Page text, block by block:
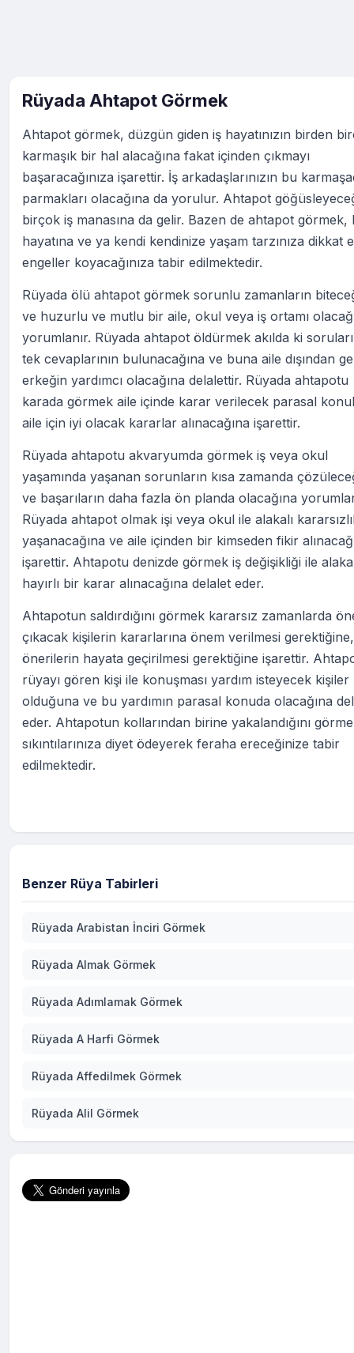
Rüyada Ahtapot Görmek
Ahtapot görmek, düzgün giden iş hayatınızın birden
karmaşık bir hal alacağına fakat içinden çıkmayı
başaracağınıza işarettir. İş arkadaşlarınızın bu
parmakları olacağına da yorulur. Ahtapot
birçok iş manasına da gelir. Bazen de ahtapot görmek,
hayatına ve ya kendi kendinize yaşam tarzınıza dikkat
engeller koyacağınıza tabir edilmektedir.
Rüyada ölü ahtapot görmek sorunlu zamanların
ve huzurlu ve mutlu bir aile, okul veya iş ortamı
yorumlanır. Rüyada ahtapot öldürmek akılda ki
tek cevaplarının bulunacağına ve buna aile dışından
erkeğin yardımcı olacağına delalettir. Rüyada ahtapotu
karada görmek aile içinde karar verilecek parasal
aile için iyi olacak kararlar alınacağına işarettir.
Rüyada ahtapotu akvaryumda görmek iş veya okul
yaşamında yaşanan sorunların kısa zamanda
ve başarıların daha fazla ön planda olacağına
Rüyada ahtapot olmak işi veya okul ile alakalı
yaşanacağına ve aile içinden bir kimseden fikir
işarettir. Ahtapotu denizde görmek iş değişikliği ile
hayırlı bir karar alınacağına delalet eder.
Ahtapotun saldırdığını görmek kararsız zamanlarda
çıkacak kişilerin kararlarına önem verilmesi
önerilerin hayata geçirilmesi gerektiğine işarettir.
rüyayı gören kişi ile konuşması yardım isteyecek kişiler
olduğuna ve bu yardımın parasal konuda olacağına
eder. Ahtapotun kollarından birine yakalandığını
sıkıntılarınıza diyet ödeyerek feraha ereceğinize tabir
edilmektedir.
Benzer Rüya Tabirleri
Rüyada Arabistan İnciri Görmek
Rüyada Almak Görmek
Rüyada Adımlamak Görmek
Rüyada A Harfi Görmek
Rüyada Affedilmek Görmek
Rüyada Alil Görmek